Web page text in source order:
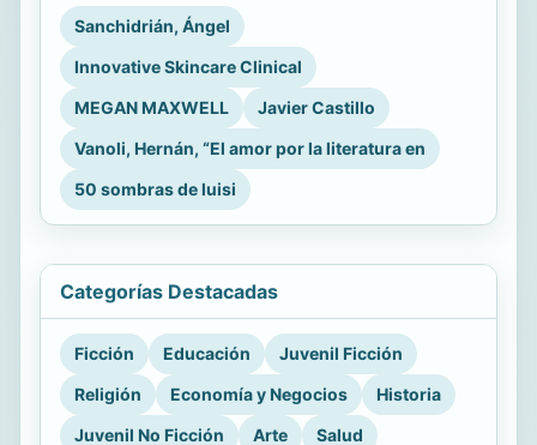
Sanchidrián, Ángel
Innovative Skincare Clinical
MEGAN MAXWELL
Javier Castillo
Vanoli, Hernán, “El amor por la literatura en
50 sombras de luisi
Categorías Destacadas
Ficción Educación
Juvenil Ficción
Religión
Economía y Negocios
Historia
Juvenil No Ficción
Arte Salud